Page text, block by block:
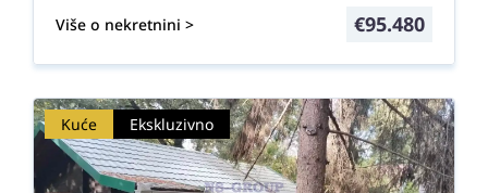
Više o nekretnini > €95.480
Kuće Ekskluzivno